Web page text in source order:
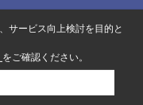
サービス向上検討を目的と
をご確認ください。